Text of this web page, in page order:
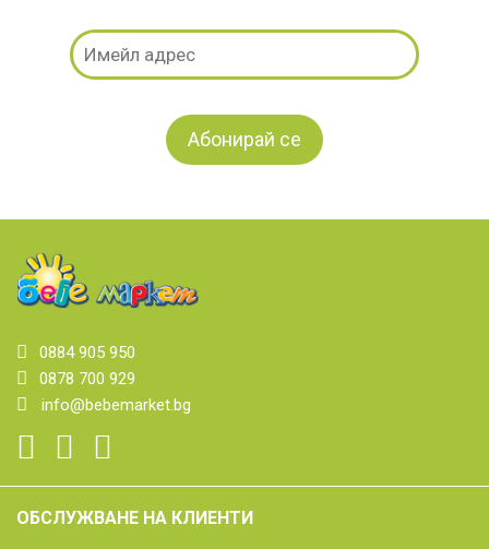
0884 905 950
0878 700 929
info@bebemarket.bg
ОБСЛУЖВАНЕ НА КЛИЕНТИ